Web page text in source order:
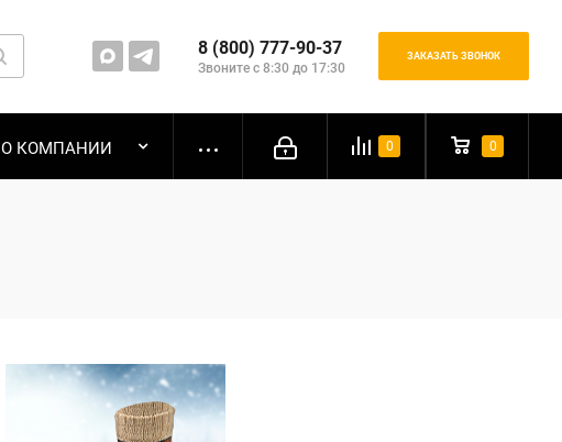
8 (800) 777-90-37
Звоните с 8:30 до 17:30
ЗАКАЗАТЬ ЗВОНОК
0 0
О КОМПАНИИ